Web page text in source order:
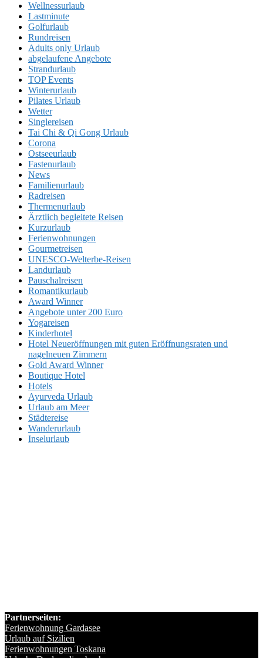
Wellnessurlaub
Lastminute
Golfurlaub
Rundreisen
Adults only Urlaub
abgelaufene Angebote
Strandurlaub
TOP Events
Winterurlaub
Pilates Urlaub
Wetter
Singlereisen
Tai Chi & Qi Gong Urlaub
Corona
Ostseeurlaub
Fastenurlaub
News
Familienurlaub
Radreisen
Thermenurlaub
Ärztlich begleitete Reisen
Kurzurlaub
Ferienwohnungen
Gourmetreisen
UNESCO-Welterbe-Reisen
Landurlaub
Pauschalreisen
Romantikurlaub
Award Winner
Angebote unter 200 Euro
Yogareisen
Kinderhotel
Hotel Neueröffnungen mit guten Eröffnungsraten und
nagelneuen Zimmern
Gold Award Winner
Boutique Hotel
Hotels
Ayurveda Urlaub
Urlaub am Meer
Städtereise
Wanderurlaub
Inselurlaub
Partnerseiten:
Ferienwohnung Gardasee
Urlaub auf Sizilien
Ferienwohnungen Toskana